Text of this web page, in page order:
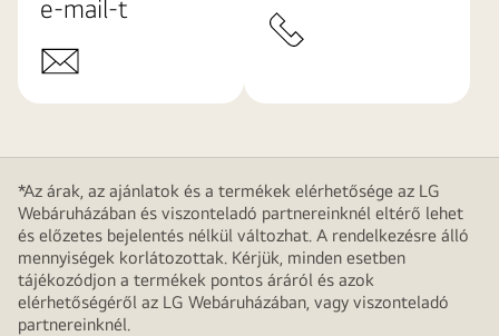
e-mail-t
*Az árak, az ajánlatok és a termékek elérhetősége az LG
Webáruházában és viszonteladó partnereinknél eltérő lehet
és előzetes bejelentés nélkül változhat. A rendelkezésre álló
mennyiségek korlátozottak. Kérjük, minden esetben
tájékozódjon a termékek pontos áráról és azok
elérhetőségéről az LG Webáruházában, vagy viszonteladó
partnereinknél.